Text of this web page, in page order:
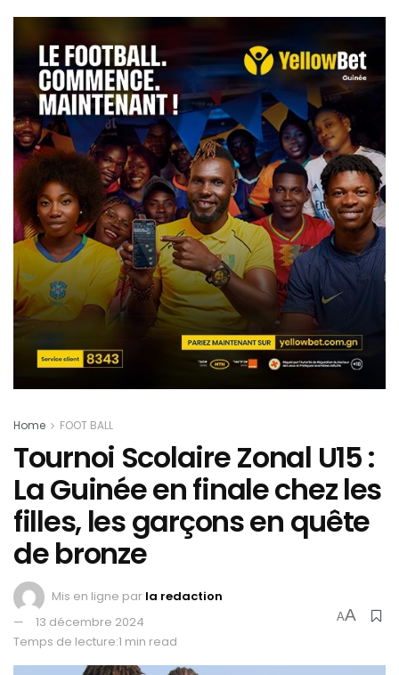
Home FOOT BALL
Tournoi Scolaire Zonal U15 :
La Guinée en finale chez les
filles, les garçons en quête
de bronze
Mis en ligne par la redaction
13 décembre 2024
Temps de lecture:1 min read
AA